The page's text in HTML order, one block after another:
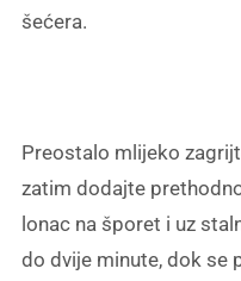
šećera.
Preostalo mlijeko
zatim dodajte
lonac na šporet i uz
do dvije minute, dok se